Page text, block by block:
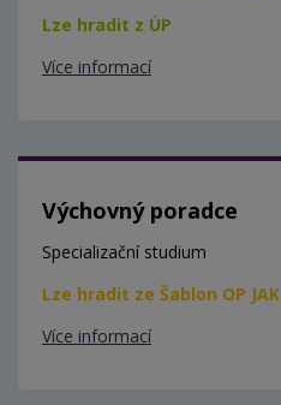
Lze hradit z ÚP
Více informací
Výchovný poradce
Specializační studium
Lze hradit ze Šablon OP JAK
Více informací